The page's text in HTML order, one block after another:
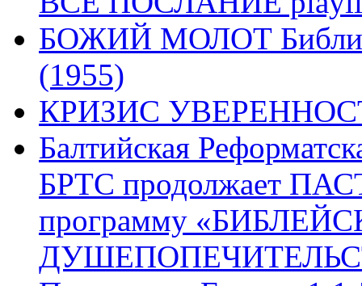
БОЖИЙ МОЛОТ Библия
(1955)
КРИЗИС
Балтийская
БРТС продолжает
программу